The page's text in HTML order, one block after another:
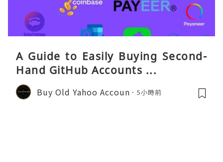
A Guide to Easily Buying Second-
Hand GitHub Accounts ...
Buy Old Yahoo Accoun 5小時前